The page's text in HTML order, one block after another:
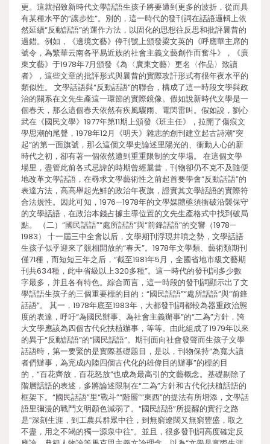
更。這就招致新時代文學話語生孩子將要遭到更多的波折，從而具
有某種水平的“讓步性”。別的，這一時代的發刊詞在話語邏輯上依
然延續“反動話語”的運作方法，以固化的思想往反思和批評曩昔的
過錯。例如，《邊境文藝》停刊號上頒發梁文英的《呼應華主席的
號令，為繁華云南各平易近族的社會主義文藝創作而奮斗》，《廣
東文藝》于1978年7月頒發《為〈廣東文藝〉更名〈作品〉致讀
者》，這些文章的批評形式與曩昔的實際攻訐形式有很年夜水平的
類似性。 文學話語與“反動話語”的聯合，構成了這一時段文學與政
治的關系在文先生產這一環節的實際鏡像。假如說新時代文學是一
個春天，那么這個春天依然有疾風驟雨、電閃雷叫。假如說，劉心
武在《國民文學》1977年第11期上頒發《班主任》，拉開了傷痕文
學思潮的尾聲，1978年12月《明天》雜志的創刊建立起古詩潮“突
起”的第一面旗號，那么這個文學史論述里陽光的、衝動人心的新
時代之初，卻有著一個依然遭到重重限制的文學場。 在這個文學
場里，盡管此前各式忌諱的時期曾經曩昔，刊物卻仍不克不及隨便
地改革文學話語，在尋求文學藝術性之前起首要學會“反動話語”的
表達方法，高高舉起光鮮的政治年夜旗，證實其文學話語的實際符
合法規性。因此可知，1976—1978年的文學媒體亟須衝破沿襲保守
的文學話語，在政治本錢占據主導位置的文先生產格式中找到破局
點。 （二）“國民話語”“處所話語”與“前鋒話語”的交響（1978—
1983） 十一屆三中全會以后，文學期刊浮現井噴之勢，文學話語
生孩子似乎迎來了競相開放的“春天”。1978年文學類、藝術類期刊
僅71種，而短短三年之后，“截至1981年5月，全國省地市級文藝期
刊共634種，此中省級以上320多種”。這一時代的發刊詞多少數
字最多，并且各有特色。綜合而言，這一時段的發刊詞顯示出了文
學話語生孩子的三個重要標的目的：“國民話語”“處所話語”與“前鋒
話語”。 其一，1978年底至1983年，大都發刊詞都較為器重政治態
度的表達，呼吁“為國民辦事、為社會主義辦事”的“二為”方針，誇
大文學應該為四個古代化扶植辦事，等等。由此組成了1979年以來
的異于“反動話語”的“國民話語”。期刊面向社會發聲而生孩子文學
話語時，第一要緊的是實際基礎題目，是以，刊物保持“為寬大讀
者們辦事，為完成內陸四個古代化的雄偉目的辦事”的標的目
的，“百花齊放，百花怒放”也成為最高引的文藝概念。基礎剔除了
階層話語的表述，多將論述限制在“二為”方針和古代化扶植話語的
框架下。“國民話語”里“戰斗”“階層”“東西”的提法有所增添，文學話
語里彌漫的戰鬥文明顏色減弱了。“國民話語”所提醒的實行之路
是“深刻生涯，到工農兵群眾中往，到無窮遼闊又無窮豐盛，取之
不盡，用之不竭的獨一源泉中往”。並且，很多發刊詞高度確定反